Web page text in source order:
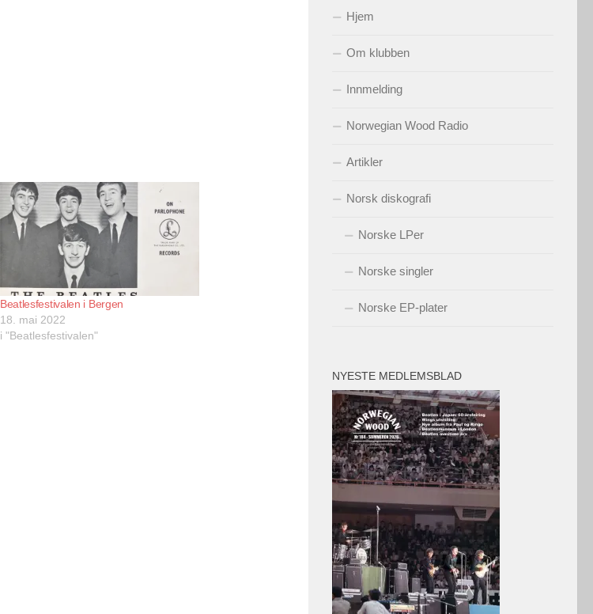
Beatlesfestivalen i Bergen
18. mai 2022
i "Beatlesfestivalen"
Hjem
Om klubben
Innmelding
Norwegian Wood Radio
Artikler
Norsk diskografi
Norske LPer
Norske singler
Norske EP-plater
NYESTE MEDLEMSBLAD